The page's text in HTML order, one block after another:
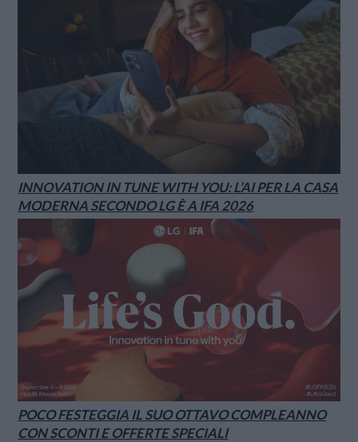
INNOVATION IN TUNE WITH YOU: L’AI PER LA CASA
MODERNA SECONDO LG È A IFA 2026
POCO FESTEGGIA IL SUO OTTAVO COMPLEANNO
CON SCONTI E OFFERTE SPECIALI